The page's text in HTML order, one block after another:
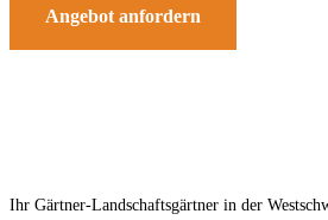
Angebot anfordern
Ihr Gärtner-Landschaftsgärtner in der